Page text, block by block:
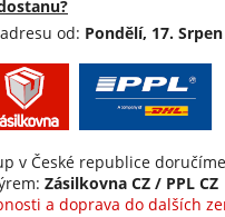
od: Pondělí, 17.
v České republice doručíme
Zásilkovna CZ / PPL CZ
a doprava do dalších